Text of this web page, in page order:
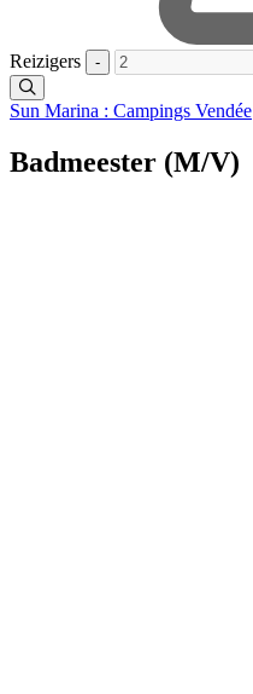
Reizigers -
Sun Marina : Campings Vendée
Badmeester (M/V)